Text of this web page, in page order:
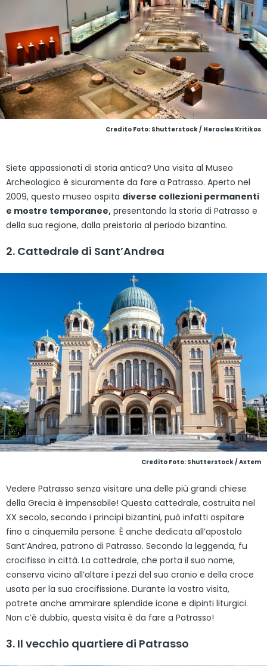
Credito Foto: Shutterstock / Heracles Kritikos
Siete appassionati di storia antica? Una visita al Museo
Archeologico è sicuramente da fare a Patrasso. Aperto nel
2009, questo museo ospita diverse collezioni permanenti
e mostre temporanee, presentando la storia di Patrasso e
della sua regione, dalla preistoria al periodo bizantino.
2. Cattedrale di Sant’Andrea
Credito Foto: Shutterstock / Axtem
Vedere Patrasso senza visitare una delle più grandi chiese
della Grecia è impensabile! Questa cattedrale, costruita nel
XX secolo, secondo i principi bizantini, può infatti ospitare
fino a cinquemila persone. È anche dedicata all’apostolo
Sant’Andrea, patrono di Patrasso. Secondo la leggenda, fu
crocifisso in città. La cattedrale, che porta il suo nome,
conserva vicino all’altare i pezzi del suo cranio e della croce
usata per la sua crocifissione. Durante la vostra visita,
potrete anche ammirare splendide icone e dipinti liturgici.
Non c’è dubbio, questa visita è da fare a Patrasso!
3. Il vecchio quartiere di Patrasso